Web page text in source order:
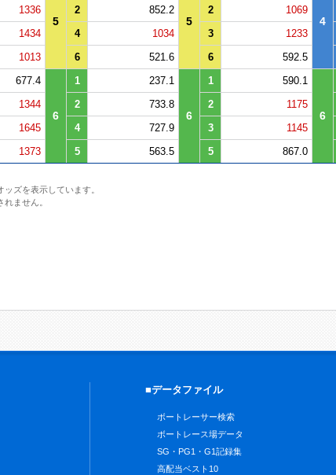
5 5 4
1336 2 852.2 2 1069
1434 4 1034 3 1233
1013 6 521.6 6 592.5
677.4
6
1 237.1
6
1 590.1
6
1344 2 733.8 2 1175
1645 4 727.9 3 1145
1373 5 563.5 5 867.0
ズを表示しています。
ません。
■データファイル
ボートレーサー検索
ボートレース場データ
SG・PG1・G1記録集
高配当ベスト10